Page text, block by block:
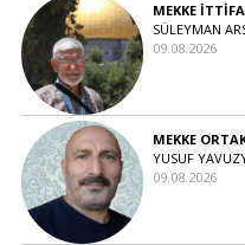
MEKKE
SÜLEYMAN
09.08.2026
MEKKE
YUSUF
09.08.2026